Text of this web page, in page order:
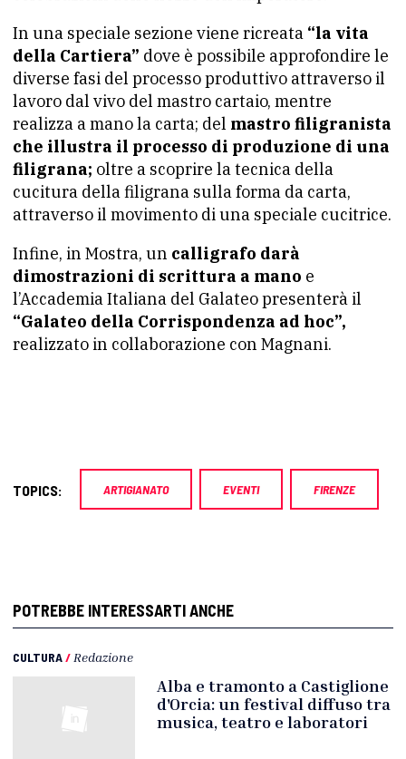
In una speciale sezione viene ricreata “la vita
della Cartiera” dove è possibile approfondire le
diverse fasi del processo produttivo attraverso il
lavoro dal vivo del mastro cartaio, mentre
realizza a mano la carta; del mastro filigranista
che illustra il processo di produzione di una
filigrana; oltre a scoprire la tecnica della
cucitura della filigrana sulla forma da carta,
attraverso il movimento di una speciale cucitrice.
Infine, in Mostra, un calligrafo darà
dimostrazioni di scrittura a mano e
l’Accademia Italiana del Galateo presenterà il
“Galateo della Corrispondenza ad hoc”,
realizzato in collaborazione con Magnani.
TOPICS: ARTIGIANATO EVENTI FIRENZE
POTREBBE INTERESSARTI ANCHE
CULTURA/ Redazione
Alba e tramonto a Castiglione
d'Orcia: un festival diffuso tra
musica, teatro e laboratori